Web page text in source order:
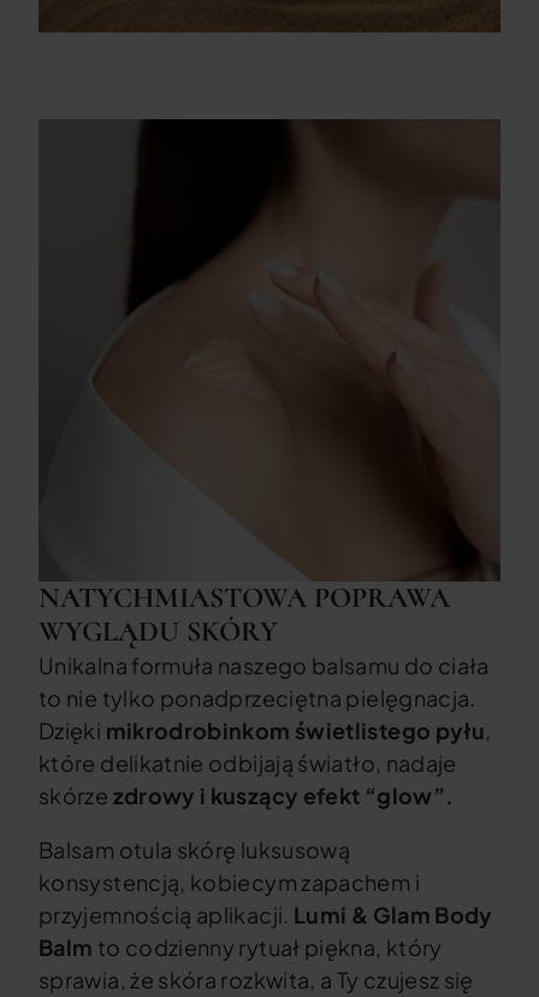
NATYCHMIASTOWA POPRAWA
WYGLĄDU SKÓRY
Unikalna formuła naszego balsamu do ciała
to nie tylko ponadprzeciętna pielęgnacja.
Dzięki mikrodrobinkom świetlistego pyłu,
które delikatnie odbijają światło, nadaje
skórze zdrowy i kuszący efekt “glow”.
Balsam otula skórę luksusową
konsystencją, kobiecym zapachem i
przyjemnością aplikacji. Lumi & Glam Body
Balm to codzienny rytuał piękna, który
sprawia, że skóra rozkwita, a Ty czujesz się